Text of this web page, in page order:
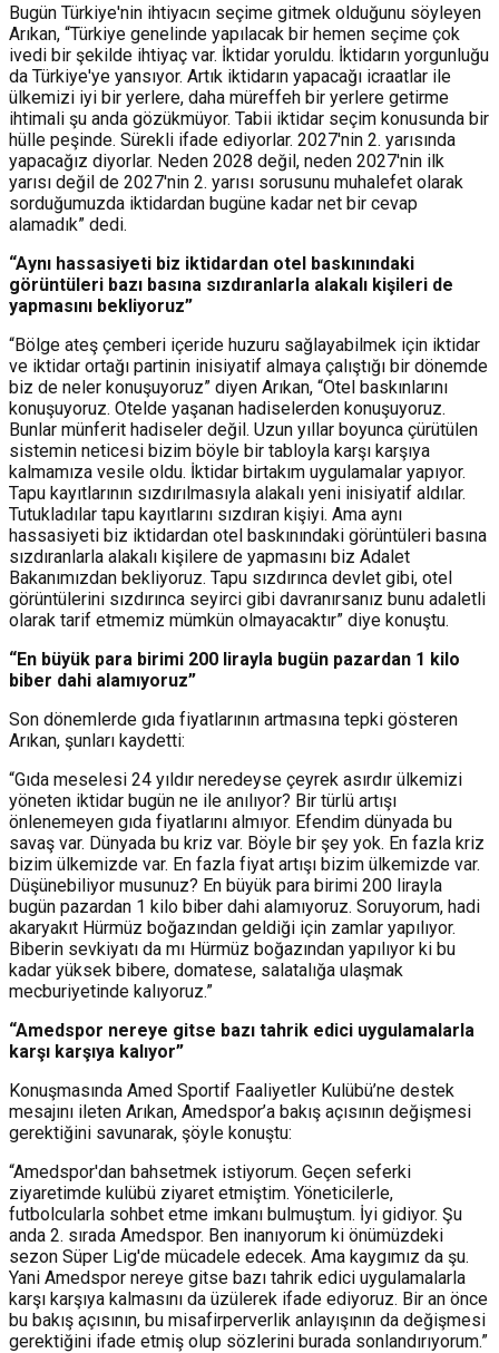
Bugün Türkiye'nin ihtiyacın seçime gitmek olduğunu söyleyen
Arıkan, “Türkiye genelinde yapılacak bir hemen seçime çok
ivedi bir şekilde ihtiyaç var. İktidar yoruldu. İktidarın yorgunluğu
da Türkiye'ye yansıyor. Artık iktidarın yapacağı icraatlar ile
ülkemizi iyi bir yerlere, daha müreffeh bir yerlere getirme
ihtimali şu anda gözükmüyor. Tabii iktidar seçim konusunda bir
hülle peşinde. Sürekli ifade ediyorlar. 2027'nin 2. yarısında
yapacağız diyorlar. Neden 2028 değil, neden 2027'nin ilk
yarısı değil de 2027'nin 2. yarısı sorusunu muhalefet olarak
sorduğumuzda iktidardan bugüne kadar net bir cevap
alamadık” dedi.
“Aynı hassasiyeti biz iktidardan otel baskınındaki
görüntüleri bazı basına sızdıranlarla alakalı kişileri de
yapmasını bekliyoruz”
“Bölge ateş çemberi içeride huzuru sağlayabilmek için iktidar
ve iktidar ortağı partinin inisiyatif almaya çalıştığı bir dönemde
biz de neler konuşuyoruz” diyen Arıkan, “Otel baskınlarını
konuşuyoruz. Otelde yaşanan hadiselerden konuşuyoruz.
Bunlar münferit hadiseler değil. Uzun yıllar boyunca çürütülen
sistemin neticesi bizim böyle bir tabloyla karşı karşıya
kalmamıza vesile oldu. İktidar birtakım uygulamalar yapıyor.
Tapu kayıtlarının sızdırılmasıyla alakalı yeni inisiyatif aldılar.
Tutukladılar tapu kayıtlarını sızdıran kişiyi. Ama aynı
hassasiyeti biz iktidardan otel baskınındaki görüntüleri basına
sızdıranlarla alakalı kişilere de yapmasını biz Adalet
Bakanımızdan bekliyoruz. Tapu sızdırınca devlet gibi, otel
görüntülerini sızdırınca seyirci gibi davranırsanız bunu adaletli
olarak tarif etmemiz mümkün olmayacaktır” diye konuştu.
“En büyük para birimi 200 lirayla bugün pazardan 1 kilo
biber dahi alamıyoruz”
Son dönemlerde gıda fiyatlarının artmasına tepki gösteren
Arıkan, şunları kaydetti:
“Gıda meselesi 24 yıldır neredeyse çeyrek asırdır ülkemizi
yöneten iktidar bugün ne ile anılıyor? Bir türlü artışı
önlenemeyen gıda fiyatlarını almıyor. Efendim dünyada bu
savaş var. Dünyada bu kriz var. Böyle bir şey yok. En fazla kriz
bizim ülkemizde var. En fazla fiyat artışı bizim ülkemizde var.
Düşünebiliyor musunuz? En büyük para birimi 200 lirayla
bugün pazardan 1 kilo biber dahi alamıyoruz. Soruyorum, hadi
akaryakıt Hürmüz boğazından geldiği için zamlar yapılıyor.
Biberin sevkiyatı da mı Hürmüz boğazından yapılıyor ki bu
kadar yüksek bibere, domatese, salatalığa ulaşmak
mecburiyetinde kalıyoruz.”
“Amedspor nereye gitse bazı tahrik edici uygulamalarla
karşı karşıya kalıyor”
Konuşmasında Amed Sportif Faaliyetler Kulübü’ne destek
mesajını ileten Arıkan, Amedspor’a bakış açısının değişmesi
gerektiğini savunarak, şöyle konuştu:
“Amedspor'dan bahsetmek istiyorum. Geçen seferki
ziyaretimde kulübü ziyaret etmiştim. Yöneticilerle,
futbolcularla sohbet etme imkanı bulmuştum. İyi gidiyor. Şu
anda 2. sırada Amedspor. Ben inanıyorum ki önümüzdeki
sezon Süper Lig'de mücadele edecek. Ama kaygımız da şu.
Yani Amedspor nereye gitse bazı tahrik edici uygulamalarla
karşı karşıya kalmasını da üzülerek ifade ediyoruz. Bir an önce
bu bakış açısının, bu misafirperverlik anlayışının da değişmesi
gerektiğini ifade etmiş olup sözlerini burada sonlandırıyorum.”